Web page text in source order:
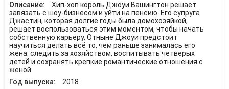
Описание:
Хип-хоп король Джоуи Вашингтон решает
завязать с шоу-бизнесом и уйти на пенсию. Его супруга
Джастин, которая долгие годы была домохозяйкой,
решает воспользоваться этим моментом, чтобы начать
собственную карьеру. Отныне Джоуи предстоит
научиться делать всё то, чем раньше занималась его
жена: следить за хозяйством, воспитывать четверых
детей и сохранять крепкие романтические отношения с
женой.
Год выпуска:
2018